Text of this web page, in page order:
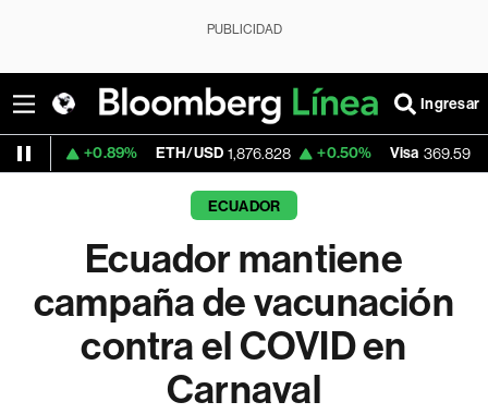
PUBLICIDAD
Ingresar
ETH/USD 1,876.828 +0.50% Visa 369.59 +1.07%
ECUADOR
Ecuador mantiene
campaña de vacunación
contra el COVID en
Carnaval